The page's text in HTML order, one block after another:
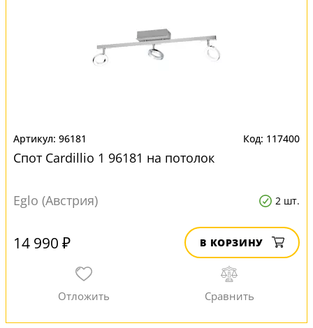
96181 117400
Спот Cardillio 1 96181 на потолок
Eglo (Австрия) 2 шт.
14 990 ₽ В КОРЗИНУ